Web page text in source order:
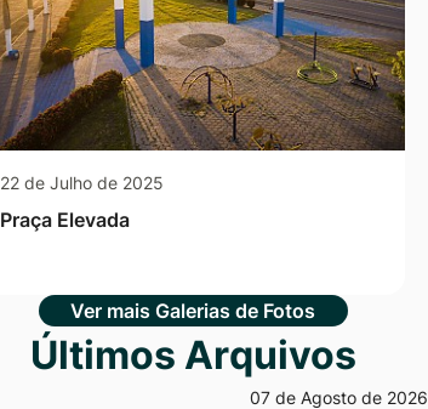
22 de Julho de 2025
Praça Elevada
Ver mais Galerias de Fotos
Últimos Arquivos
07 de Agosto de 2026